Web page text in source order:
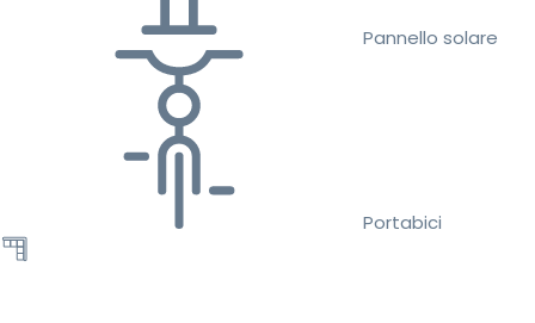
Pannello solare
Portabici